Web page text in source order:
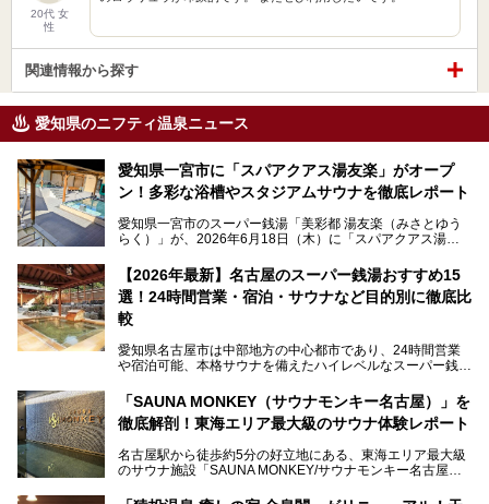
20代 女
性
関連情報から探す
愛知県のニフティ温泉ニュース
愛知県一宮市に「スパアクアス湯友楽」がオープ
ン！多彩な浴槽やスタジアムサウナを徹底レポート
愛知県一宮市のスーパー銭湯「美彩都 湯友楽（みさとゆう
らく）」が、2026年6月18日（木）に「スパアクアス湯友
この地で30年にわたり愛され続けてきた施設だからこそ、
地元住民をはじめオープンを待ちわびている人も多いのでは
ないでしょうか。
老朽化した設備の補修を機に、2年前からじっくり構想を練
ってきたというだけあって、館内の充実度は想像以上。
以前の4倍に拡張したという露天エリアや10の浴槽、40人収
容の巨大なスタジアムサウナに、岩盤浴やリラクゼーション
までまるごと楽しめる施設に生まれ変わりました。
今回は、全面リニューアルして新しくなった「スパアクアス
【2026年最新】名古屋のスーパー銭湯おすすめ15
選！24時間営業・宿泊・サウナなど目的別に徹底比
較
愛知県名古屋市は中部地方の中心都市であり、24時間営業
や宿泊可能、本格サウナを備えたハイレベルなスーパー銭湯
そのため、「日々の仕事の疲れを心身ともにリセットした
い」「休日に時間を忘れて1日中ダラダラ過ごしたい」「コ
くある点が魅力です！
「SAUNA MONKEY（サウナモンキー名古屋）」を
徹底解剖！東海エリア最大級のサウナ体験レポート
名古屋駅から徒歩約5分の好立地にある、東海エリア最大級
のサウナ施設「SAUNA MONKEY/サウナモンキー名古屋」
「名古屋駅周辺ってサウナが少ないよね」という声をよく耳